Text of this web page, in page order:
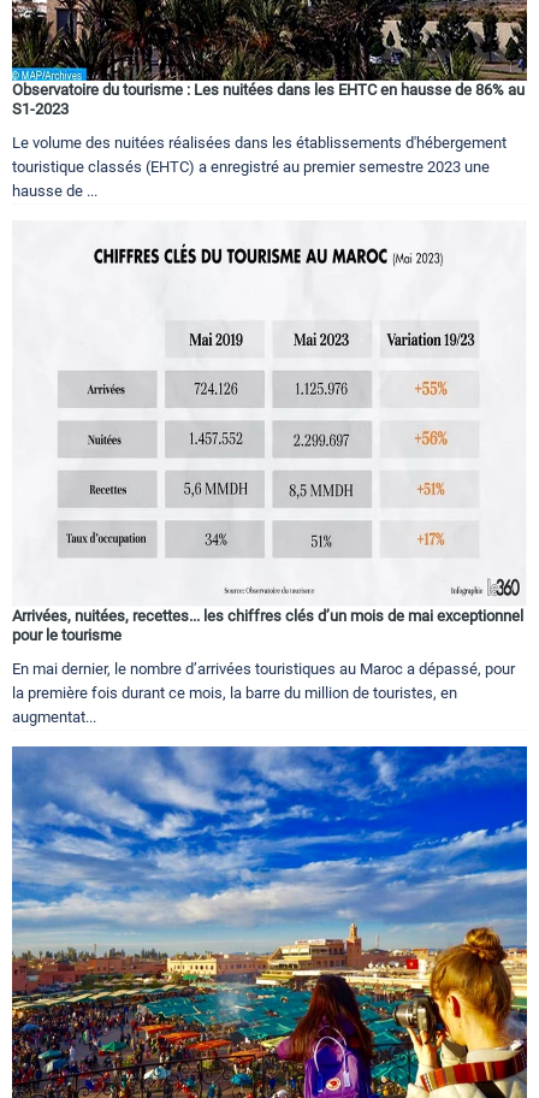
Observatoire du tourisme : Les nuitées dans les EHTC en hausse de 86% au
S1-2023
Le volume des nuitées réalisées dans les établissements d'hébergement
touristique classés (EHTC) a enregistré au premier semestre 2023 une
hausse de ...
Arrivées, nuitées, recettes... les chiffres clés d’un mois de mai exceptionnel
pour le tourisme
En mai dernier, le nombre d’arrivées touristiques au Maroc a dépassé, pour
la première fois durant ce mois, la barre du million de touristes, en
augmentat...